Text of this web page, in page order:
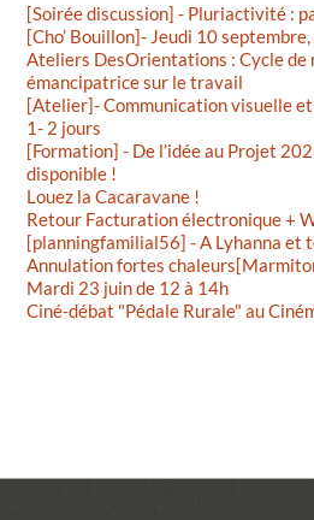
[Soirée discussion] - Pluriactivité :
[Cho’ Bouillon]- Jeudi 10
Ateliers DesOrientations : Cycle de
émancipatrice sur le travail
[Atelier]- Communication visuelle
1- 2 jours
[Formation] - De l’idée au Projet
disponible !
Louez la Cacaravane !
Retour Facturation électronique +
[planningfamilial56] - A Lyhanna et
Annulation fortes
Mardi 23 juin de 12 à 14h
Ciné-débat "Pédale Rurale" au